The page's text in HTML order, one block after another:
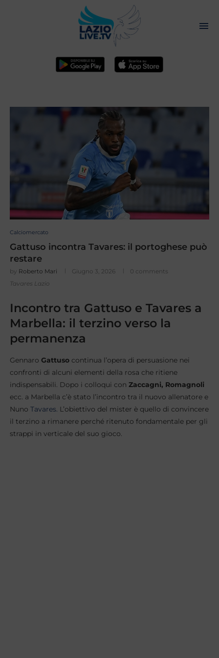
Calciomercato
Gattuso incontra Tavares: il portoghese può
restare
by Roberto Mari Giugno 3, 2026
0 comments
Tavares Lazio
Incontro tra Gattuso e Tavares a
Marbella: il terzino verso la
permanenza
Gennaro Gattuso continua l’opera di persuasione nei
confronti di alcuni elementi della rosa che ritiene
indispensabili. Dopo i colloqui con Zaccagni, Romagnoli
ecc. a Marbella c’è stato l’incontro tra il nuovo allenatore e
Nuno Tavares. L’obiettivo del mister è quello di convincere
il terzino a rimanere perché ritenuto fondamentale per gli
strappi in verticale del suo gioco.